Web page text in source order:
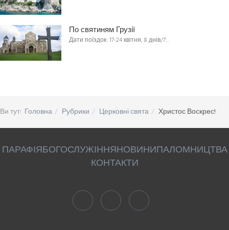
По святиням Грузії
Дати поїздок: 17-24 квітня, 8 днів/7…
Ви тут: Головна Рубрики Церковні свята Христос Воскрес!
ПАРАФІЯБОГОСЛУЖІННЯНОВИНИПАЛОМНИЦТВА
КОНТАКТИ